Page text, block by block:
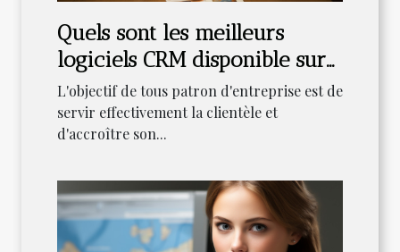
Quels sont les meilleurs
logiciels CRM disponible sur
la toile ?
L'objectif de tous patron d'entreprise est de
servir effectivement la clientèle et
d'accroître son...